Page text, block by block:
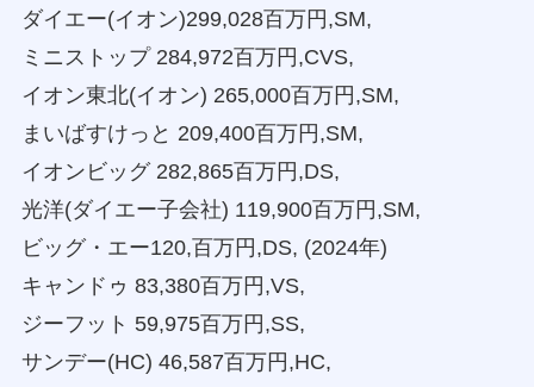
ダイエー(イオン)299,028百万円,SM,
ミニストップ 284,972百万円,CVS,
イオン東北(イオン) 265,000百万円,SM,
まいばすけっと 209,400百万円,SM,
イオンビッグ 282,865百万円,DS,
光洋(ダイエー子会社) 119,900百万円,SM,
ビッグ・エー120,百万円,DS, (2024年)
キャンドゥ 83,380百万円,VS,
ジーフット 59,975百万円,SS,
サンデー(HC) 46,587百万円,HC,